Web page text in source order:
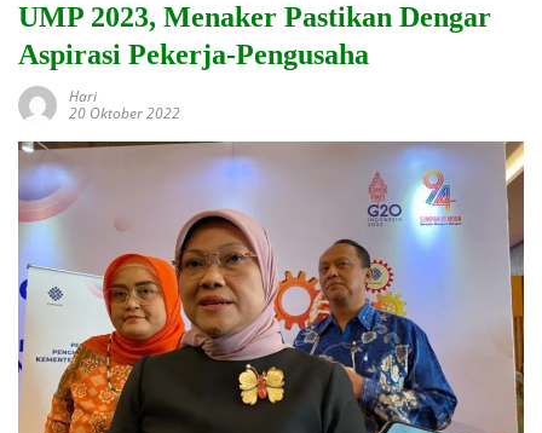
UMP 2023, Menaker Pastikan Dengar
Aspirasi Pekerja-Pengusaha
Hari
20 Oktober 2022